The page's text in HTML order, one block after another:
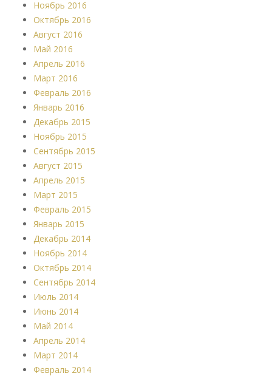
Ноябрь 2016
Октябрь 2016
Август 2016
Май 2016
Апрель 2016
Март 2016
Февраль 2016
Январь 2016
Декабрь 2015
Ноябрь 2015
Сентябрь 2015
Август 2015
Апрель 2015
Март 2015
Февраль 2015
Январь 2015
Декабрь 2014
Ноябрь 2014
Октябрь 2014
Сентябрь 2014
Июль 2014
Июнь 2014
Май 2014
Апрель 2014
Март 2014
Февраль 2014